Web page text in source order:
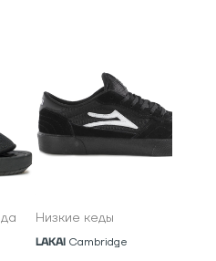
Низкие кеды
LAKAI Cambridge